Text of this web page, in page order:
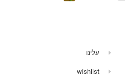
עלינו
wishlist